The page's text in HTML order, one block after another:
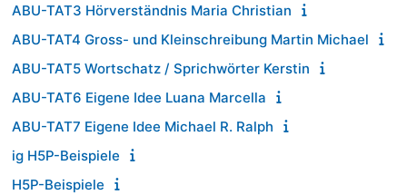
ABU-TAT3 Hörverständnis Maria Christian
ABU-TAT4 Gross- und Kleinschreibung Martin Michael
ABU-TAT5 Wortschatz / Sprichwörter Kerstin
ABU-TAT6 Eigene Idee Luana Marcella
ABU-TAT7 Eigene Idee Michael R. Ralph
ig H5P-Beispiele
H5P-Beispiele